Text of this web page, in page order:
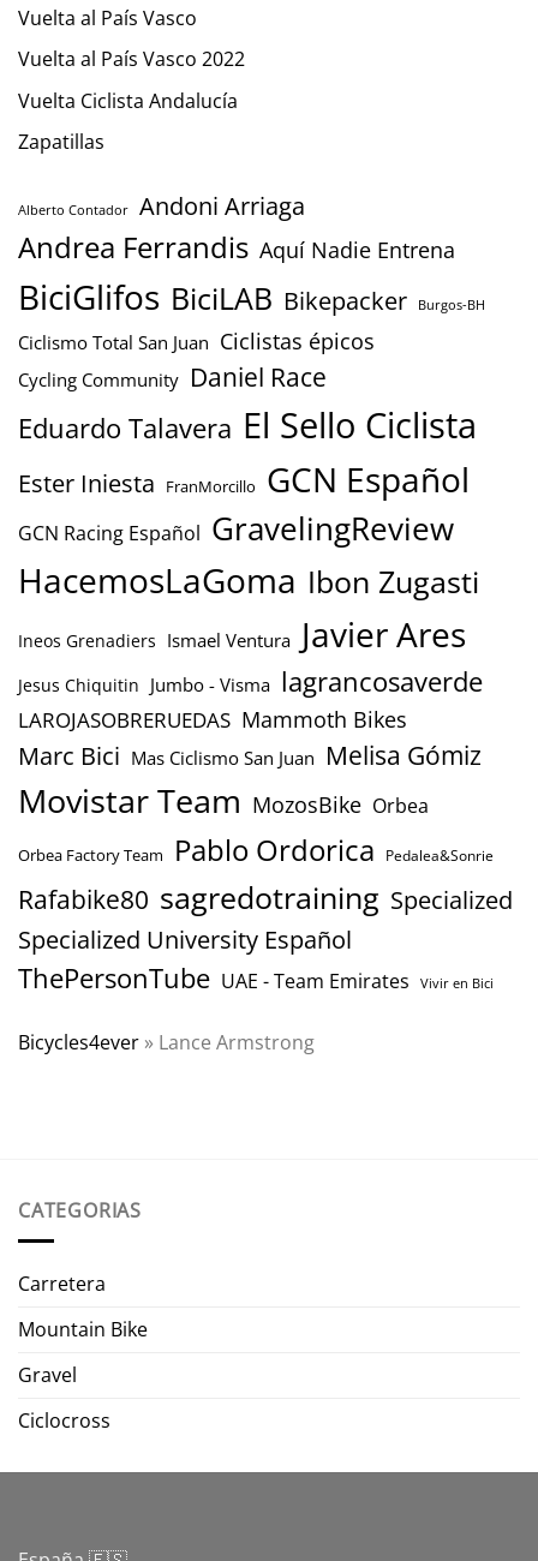
Vuelta al País Vasco
Vuelta al País Vasco 2022
Vuelta Ciclista Andalucía
Zapatillas
Alberto Contador Andoni Arriaga
Andrea Ferrandis Aquí Nadie Entrena
BiciGlifos BiciLAB Bikepacker Burgos-BH
Ciclismo Total San Juan Ciclistas épicos
Cycling Community Daniel Race
Eduardo Talavera El Sello Ciclista
Ester Iniesta FranMorcillo GCN Español
GCN Racing Español GravelingReview
HacemosLaGoma Ibon Zugasti
Ineos Grenadiers Ismael Ventura Javier Ares
Jesus Chiquitin Jumbo - Visma lagrancosaverde
LAROJASOBRERUEDAS Mammoth Bikes
Marc Bici Mas Ciclismo San Juan Melisa Gómiz
Movistar Team MozosBike Orbea
Orbea Factory Team Pablo Ordorica Pedalea&Sonrie
Rafabike80 sagredotraining Specialized
Specialized University Español
ThePersonTube UAE - Team Emirates Vivir en Bici
Bicycles4ever » Lance Armstrong
CATEGORIAS
Carretera
Mountain Bike
Gravel
Ciclocross